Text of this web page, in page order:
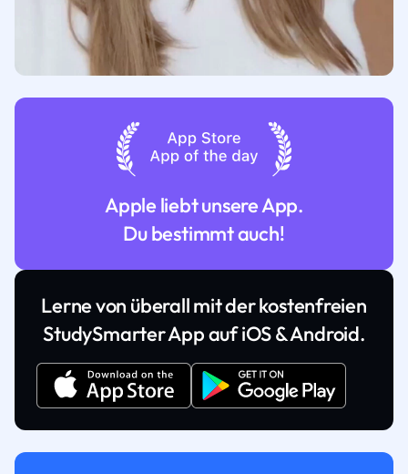
Apple liebt unsere App.
Du bestimmt auch!
Lerne von überall mit der kostenfreien
StudySmarter App auf iOS & Android.